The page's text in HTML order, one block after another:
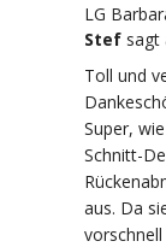
LG
Stef sagt
Toll und
Super,
Schnitt-
aus. Da